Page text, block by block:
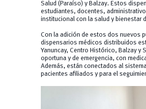
Salud (Paraíso) y Balzay. Estos
estudiantes, docentes,
institucional con la salud y bienestar
Con la adición de estos dos nuevos
dispensarios médicos distribuidos
Yanuncay, Centro Histórico, Balzay y
oportuna y de emergencia, con
Además, están conectados al
pacientes afiliados y para el